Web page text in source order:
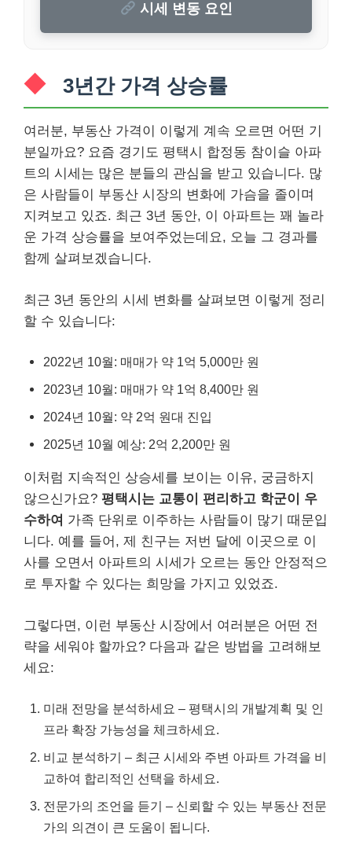
시세 변동 요인
3년간 가격 상승률
여러분, 부동산 가격이 이렇게 계속 오르면 어떤 기
분일까요? 요즘 경기도 평택시 합정동 참이슬 아파
트의 시세는 많은 분들의 관심을 받고 있습니다. 많
은 사람들이 부동산 시장의 변화에 가슴을 졸이며
지켜보고 있죠. 최근 3년 동안, 이 아파트는 꽤 놀라
운 가격 상승률을 보여주었는데요, 오늘 그 경과를
함께 살펴보겠습니다.
최근 3년 동안의 시세 변화를 살펴보면 이렇게 정리
할 수 있습니다:
2022년 10월: 매매가 약 1억 5,000만 원
2023년 10월: 매매가 약 1억 8,400만 원
2024년 10월: 약 2억 원대 진입
2025년 10월 예상: 2억 2,200만 원
이처럼 지속적인 상승세를 보이는 이유, 궁금하지
않으신가요? 평택시는 교통이 편리하고 학군이 우
수하여 가족 단위로 이주하는 사람들이 많기 때문입
니다. 예를 들어, 제 친구는 저번 달에 이곳으로 이
사를 오면서 아파트의 시세가 오르는 동안 안정적으
로 투자할 수 있다는 희망을 가지고 있었죠.
그렇다면, 이런 부동산 시장에서 여러분은 어떤 전
략을 세워야 할까요? 다음과 같은 방법을 고려해보
세요:
미래 전망을 분석하세요 – 평택시의 개발계획 및 인
프라 확장 가능성을 체크하세요.
비교 분석하기 – 최근 시세와 주변 아파트 가격을 비
교하여 합리적인 선택을 하세요.
전문가의 조언을 듣기 – 신뢰할 수 있는 부동산 전문
가의 의견이 큰 도움이 됩니다.